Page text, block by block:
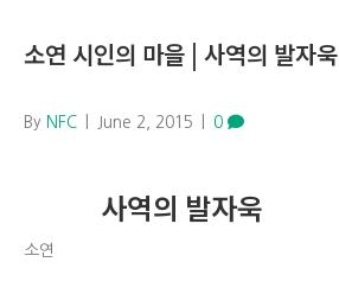
소연 시인의 마을 | 사역의 발자욱
By NFC June 2, 2015 0
사역의 발자욱
소연